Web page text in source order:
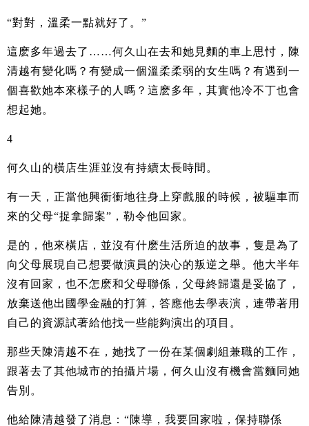
“對對，溫柔一點就好了。”
這麽多年過去了……何久山在去和她見麵的車上思忖，陳
清越有變化嗎？有變成一個溫柔柔弱的女生嗎？有遇到一
個喜歡她本來樣子的人嗎？這麽多年，其實他冷不丁也會
想起她。
4
何久山的橫店生涯並沒有持續太長時間。
有一天，正當他興衝衝地往身上穿戲服的時候，被驅車而
來的父母“捉拿歸案”，勒令他回家。
是的，他來橫店，並沒有什麽生活所迫的故事，隻是為了
向父母展現自己想要做演員的決心的叛逆之舉。他大半年
沒有回家，也不怎麽和父母聯係，父母終歸還是妥協了，
放棄送他出國學金融的打算，答應他去學表演，連帶著用
自己的資源試著給他找一些能夠演出的項目。
那些天陳清越不在，她找了一份在某個劇組兼職的工作，
跟著去了其他城市的拍攝片場，何久山沒有機會當麵同她
告別。
他給陳清越發了消息：“陳導，我要回家啦，保持聯係